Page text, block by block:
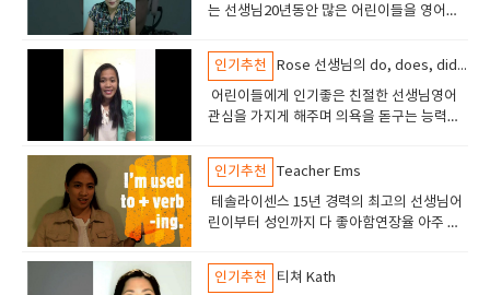
는 선생님20년동안 많은 어린이들을 영어능
를 넣어주는 선생님최고 실력 최고 인성의 선
생님
인기추천
Rose 선생님의 do, does, did 차이점 강좌
어린이들에게 인기좋은 친절한 선생님영어
관심을 가지게 해주며 의욕을 돋구는 능력이
생님입니다.
인기추천
Teacher Ems
테솔라이센스 15년 경력의 최고의 선생님어
린이부터 성인까지 다 좋아함연장율 아주 높
면 아 역시 잉글리쉬700 선생이라고 판단할
것임.
인기추천
티쳐 Kath